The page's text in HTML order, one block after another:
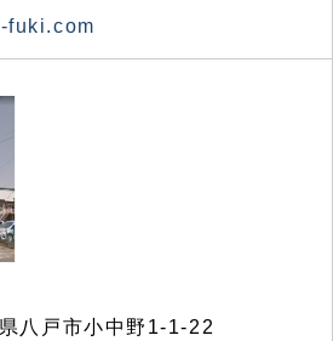
fuki.com
八戸市小中野1-1-22